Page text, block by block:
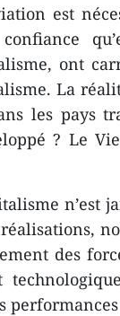
est
ont
La
les pays
? Le
n’est
des